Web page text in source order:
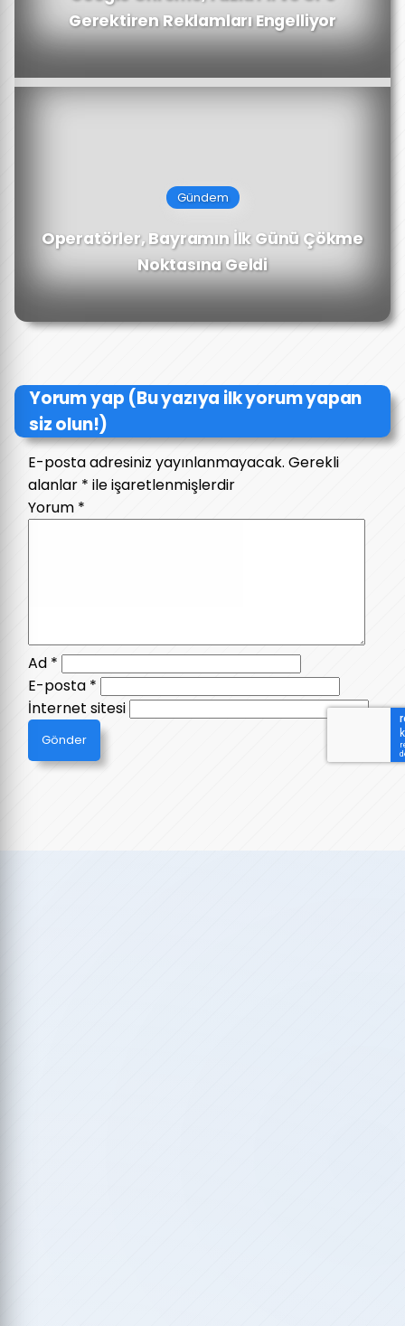
Gerektiren Reklamları Engelliyor
Gündem
Operatörler, Bayramın İlk Günü Çökme
Noktasına Geldi
Yorum yap (Bu yazıya ilk yorum yapan
siz olun!)
E-posta adresiniz yayınlanmayacak. Gerekli
alanlar * ile işaretlenmişlerdir
Yorum *
Ad *
E-posta *
İnternet sitesi